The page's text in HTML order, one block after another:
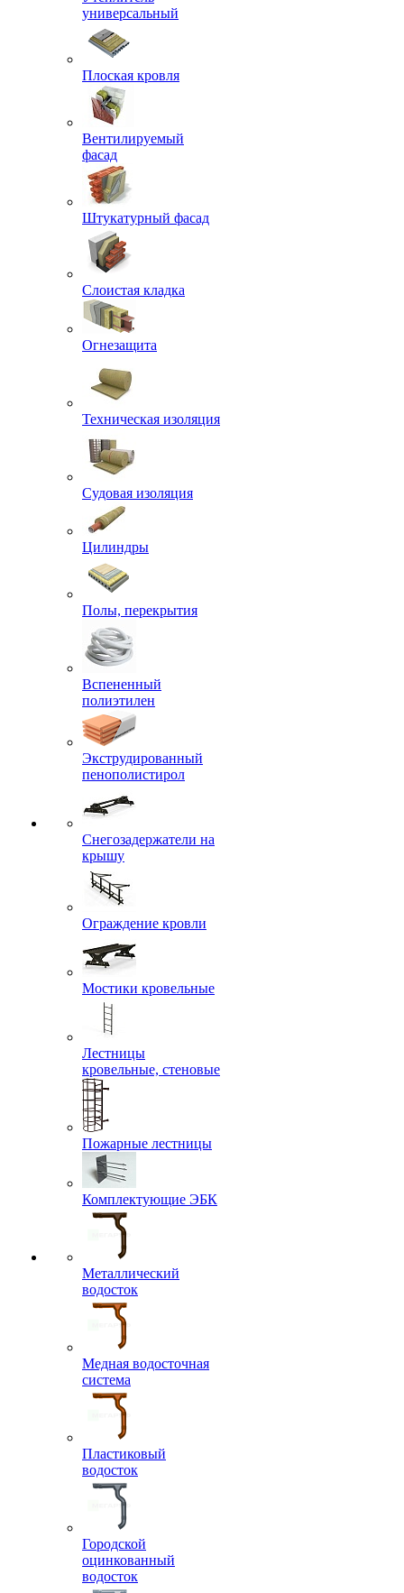
универсальный
Плоская кровля
Вентилируемый
фасад
Штукатурный фасад
Слоистая кладка
Огнезащита
Техническая изоляция
Судовая изоляция
Цилиндры
Полы, перекрытия
Вспененный
полиэтилен
Экструдированный
пенополистирол
Снегозадержатели на
крышу
Ограждение кровли
Мостики кровельные
Лестницы
кровельные, стеновые
Пожарные лестницы
Комплектующие ЭБК
Металлический
водосток
Медная водосточная
система
Пластиковый
водосток
Городской
оцинкованный
водосток